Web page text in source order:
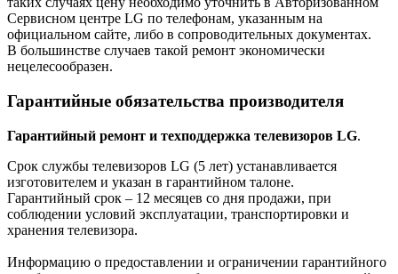
Сервисном центре LG по телефонам, указанным на
официальном сайте, либо в сопроводительных документах.
В большинстве случаев такой ремонт экономически
нецелесообразен.
Гарантийные обязательства производителя
Гарантийный ремонт и техподдержка телевизоров LG.
Срок службы телевизоров LG (5 лет) устанавливается
изготовителем и указан в гарантийном талоне.
Гарантийный срок – 12 месяцев со дня продажи, при
соблюдении условий эксплуатации, транспортировки и
хранения телевизора.
Информацию о предоставлении и ограничении гарантийного